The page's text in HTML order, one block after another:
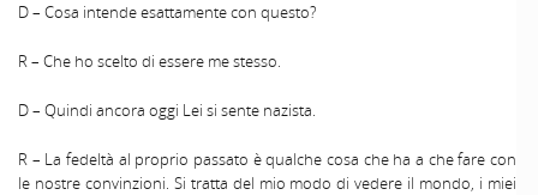
D – Cosa intende esattamente con questo?
R – Che ho scelto di essere me stesso.
D – Quindi ancora oggi Lei si sente nazista.
R – La fedeltà al proprio passato è qualche cosa che ha a che fare con
le nostre convinzioni. Si tratta del mio modo di vedere il mondo, i miei